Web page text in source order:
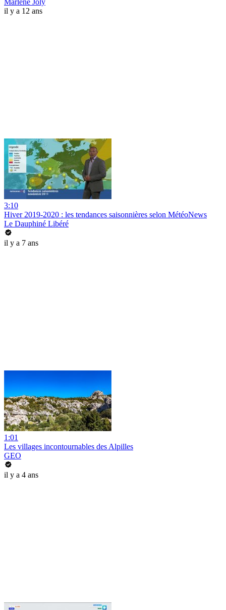
Marlene Joly
il y a 12 ans
3:10
Hiver 2019-2020 : les tendances saisonnières selon MétéoNews
Le Dauphiné Libéré
il y a 7 ans
1:01
Les villages incontournables des Alpilles
GEO
il y a 4 ans